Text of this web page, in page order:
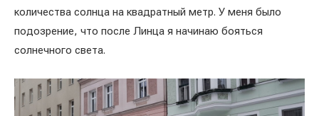
количества солнца на квадратный метр. У меня было
подозрение, что после Линца я начинаю бояться
солнечного света.